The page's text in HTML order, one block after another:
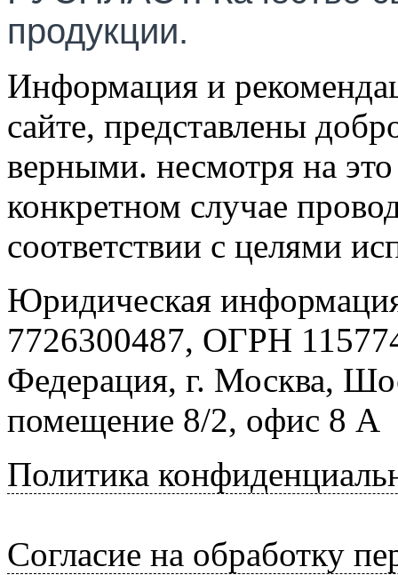
продукции.
Информация и
сайте, представлены
верными. несмотря на
конкретном случае
соответствии с целями
Юридическая
7726300487, ОГРН
Федерация, г. Москва,
помещение 8/2, офис 8 А
Политика
Согласие на обработку